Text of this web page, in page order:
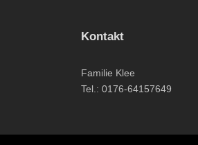
Kontakt
Familie Klee
Tel.: 0176-64157649